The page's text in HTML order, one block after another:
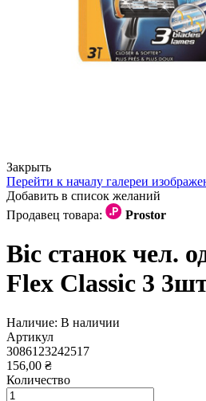
Закрыть
Перейти к началу галереи
Добавить в список желаний
Продавец товара:
Prostor
Bic станок чел.
Flex Classic 3
Наличие: В наличии
Артикул
3086123242517
156,00 ₴
Количество